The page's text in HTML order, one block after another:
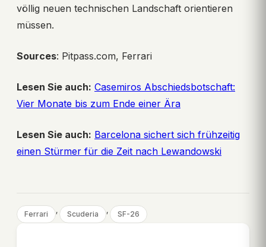
völlig neuen technischen Landschaft orientieren
müssen.
Sources: Pitpass.com, Ferrari
Lesen Sie auch: Casemiros Abschiedsbotschaft:
Vier Monate bis zum Ende einer Ära
Lesen Sie auch: Barcelona sichert sich frühzeitig
einen Stürmer für die Zeit nach Lewandowski
Ferrari , Scuderia , SF-26